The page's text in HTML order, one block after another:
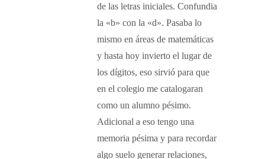
de las letras iniciales. Confundia
la «b» con la «d». Pasaba lo
mismo en áreas de matemáticas
y hasta hoy invierto el lugar de
los dígitos, eso sirvió para que
en el colegio me catalogaran
como un alumno pésimo.
Adicional a eso tengo una
memoria pésima y para recordar
algo suelo generar relaciones,